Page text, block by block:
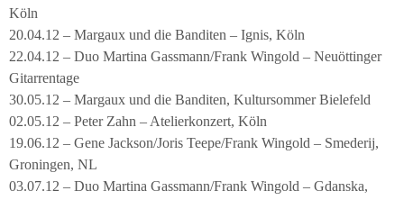
Köln
20.04.12 – Margaux und die Banditen – Ignis, Köln
22.04.12 – Duo Martina Gassmann/Frank Wingold – Neuöttinger
Gitarrentage
30.05.12 – Margaux und die Banditen, Kultursommer Bielefeld
02.05.12 – Peter Zahn – Atelierkonzert, Köln
19.06.12 – Gene Jackson/Joris Teepe/Frank Wingold – Smederij,
Groningen, NL
03.07.12 – Duo Martina Gassmann/Frank Wingold – Gdanska,